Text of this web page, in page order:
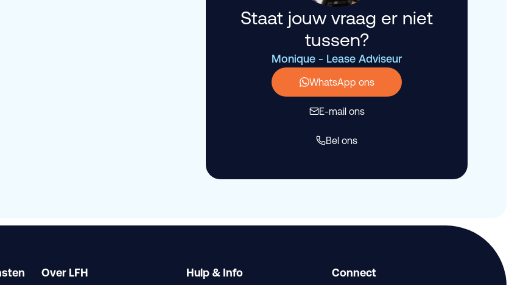
Staat jouw vraag er niet
tussen?
Monique - Lease Adviseur
WhatsApp ons
E-mail ons
Bel ons
Over LFH Hulp & Info Connect